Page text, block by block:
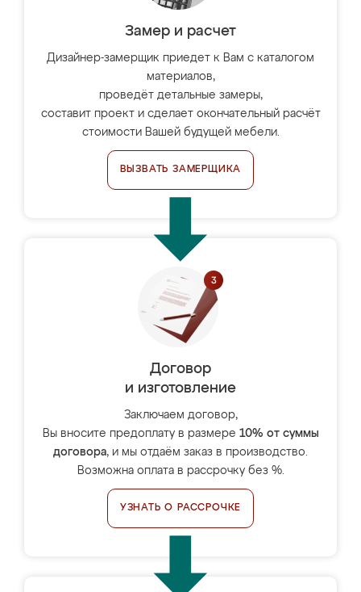
Замер и расчет
Дизайнер-замерщик приедет к Вам с каталогом
материалов,
проведёт детальные замеры,
составит проект и сделает окончательный расчёт
стоимости Вашей будущей мебели.
ВЫЗВАТЬ ЗАМЕРЩИКА
Договор
и изготовление
Заключаем договор,
Вы вносите предоплату в размере 10% от суммы
договора, и мы отдаём заказ в производство.
Возможна оплата в рассрочку без %.
УЗНАТЬ О РАССРОЧКЕ